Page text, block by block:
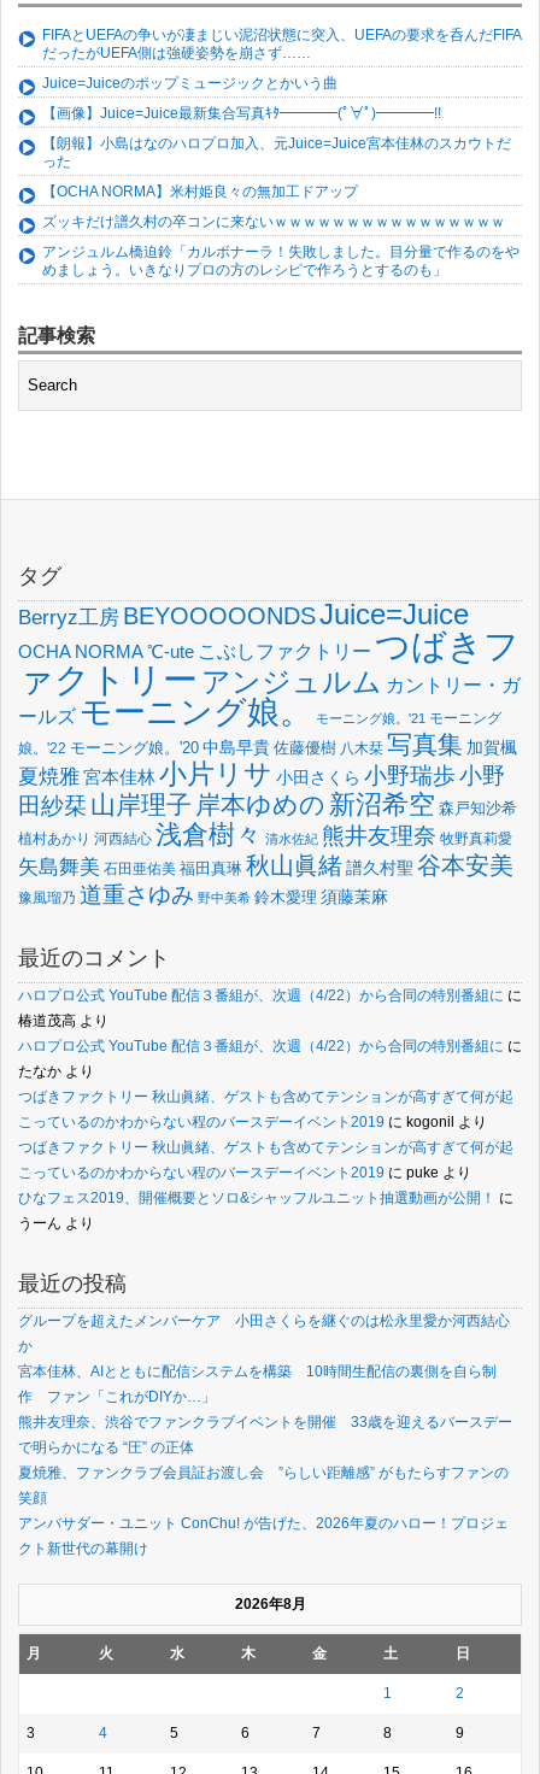
FIFAとUEFAの争いが凄まじい泥沼状態に突入、UEFAの要求を呑んだFIFA
だったがUEFA側は強硬姿勢を崩さず……
Juice=Juiceのポップミュージックとかいう曲
【画像】Juice=Juice最新集合写真ｷﾀ━━━━(ﾟ∀ﾟ)━━━━!!
【朗報】小島はなのハロプロ加入、元Juice=Juice宮本佳林のスカウトだ
った
【OCHA NORMA】米村姫良々の無加工ドアップ
ズッキだけ譜久村の卒コンに来ないｗｗｗｗｗｗｗｗｗｗｗｗｗｗｗｗ
アンジュルム橋迫鈴「カルボナーラ！失敗しました。目分量で作るのをや
めましょう。いきなりプロの方のレシピで作ろうとするのも」
記事検索
タグ
Berryz工房 BEYOOOOONDSJuice=Juice
OCHA NORMA℃-ute こぶしファクトリー つばきフ
ァクトリー アンジュルム カントリー・ガ
ールズ モーニング娘。 モーニング娘。'21 モーニング
娘。'22 モーニング娘。'20 中島早貴 佐藤優樹 八木栞 写真集 加賀楓
夏焼雅宮本佳林小片リサ 小田さくら 小野瑞歩小野
田紗栞 山岸理子 岸本ゆめの 新沼希空 森戸知沙希
植村あかり 河西結心 浅倉樹々 清水佐紀 熊井友理奈 牧野真莉愛
矢島舞美 石田亜佑美 福田真琳 秋山眞緒譜久村聖 谷本安美
豫風瑠乃 道重さゆみ 野中美希 鈴木愛理 須藤茉麻
最近のコメント
ハロプロ公式 YouTube 配信３番組が、次週（4/22）から合同の特別番組に に
椿道茂高 より
ハロプロ公式 YouTube 配信３番組が、次週（4/22）から合同の特別番組に に
たなか より
つばきファクトリー 秋山眞緒、ゲストも含めてテンションが高すぎて何が起
こっているのかわからない程のバースデーイベント2019 に kogonil より
つばきファクトリー 秋山眞緒、ゲストも含めてテンションが高すぎて何が起
こっているのかわからない程のバースデーイベント2019 に puke より
ひなフェス2019、開催概要とソロ&シャッフルユニット抽選動画が公開！
に
うーん より
最近の投稿
グループを超えたメンバーケア 小田さくらを継ぐのは松永里愛か河西結心
か
宮本佳林、AIとともに配信システムを構築 10時間生配信の裏側を自ら制
作 ファン「これがDIYか…」
熊井友理奈、渋谷でファンクラブイベントを開催 33歳を迎えるバースデー
で明らかになる “圧” の正体
夏焼雅、ファンクラブ会員証お渡し会 ”らしい距離感” がもたらすファンの
笑顔
アンバサダー・ユニット ConChu! が告げた、2026年夏のハロー！プロジェ
クト新世代の幕開け
2026年8月
月 火 水 木 金 土 日
1 2
3 4 5 6 7 8 9